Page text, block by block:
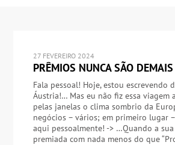
27 FEVEREIRO 2024
PRÊMIOS NUNCA SÃO DEMAIS
Fala pessoal! Hoje, estou escrevendo
Áustria!… Mas eu não fiz essa viagem
pelas janelas o clima sombrio da
negócios – vários; em primeiro lugar
aqui pessoalmente! -> …Quando a sua
premiada com nada menos do que